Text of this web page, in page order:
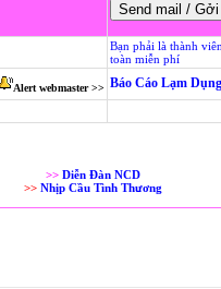
Bạn phải là thành
toàn miễn phí
Alert webmaster >> Báo Cáo Lạm
>> Diễn Đàn NCD
>> Nhịp Cầu Tình Thương